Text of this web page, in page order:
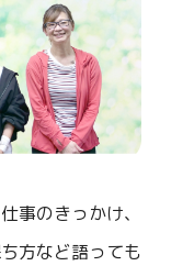
事のきっかけ、
方など語っても